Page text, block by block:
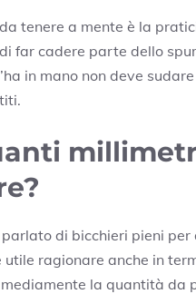
tenere a mente è la
far cadere parte dello
in mano non deve
di bicchieri pieni
utile ragionare anche in
la quantità da